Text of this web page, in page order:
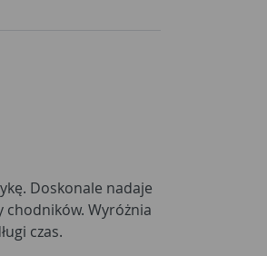
Doskonale nadaje
chodników. Wyróżnia
czas.